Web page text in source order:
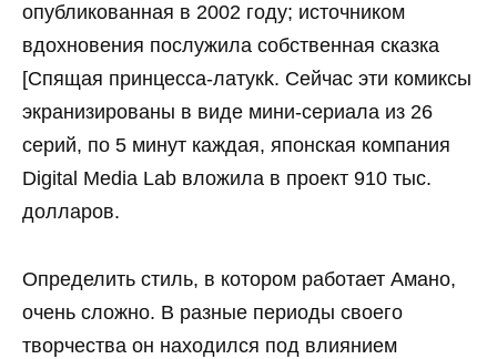
опубликованная в 2002 году; источником
вдохновения послужила собственная сказка
[Спящая принцесса-латукk. Сейчас эти комиксы
экранизированы в виде мини-сериала из 26
серий, по 5 минут каждая, японская компания
Digital Media Lab вложила в проект 910 тыс.
долларов.
Определить стиль, в котором работает Амано,
очень сложно. В разные периоды своего
творчества он находился под влиянием